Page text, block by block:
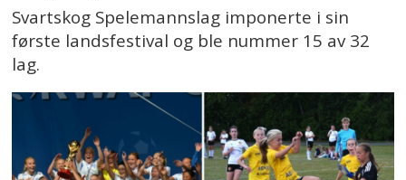
Svartskog Spelemannslag imponerte i sin
første landsfestival og ble nummer 15 av 32
lag.